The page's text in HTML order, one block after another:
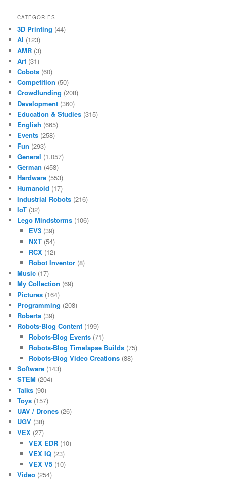
CATEGORIES
3D Printing (44)
AI (123)
AMR (3)
Art (31)
Cobots (60)
Competition (50)
Crowdfunding (208)
Development (360)
Education & Studies (315)
English (665)
Events (258)
Fun (293)
General (1.057)
German (458)
Hardware (553)
Humanoid (17)
Industrial Robots (216)
IoT (32)
Lego Mindstorms (106)
EV3(39)
NXT(54)
RCX(12)
Robot Inventor(8)
Music (17)
My Collection (69)
Pictures (164)
Programming (208)
Roberta (39)
Robots-Blog Content (199)
Robots-Blog Events(71)
Robots-Blog Timelapse Builds(75)
Robots-Blog Video Creations(88)
Software (143)
STEM (204)
Talks (90)
Toys (157)
UAV / Drones (26)
UGV (38)
VEX (27)
VEX EDR(10)
VEX IQ(23)
VEX V5(10)
Video (254)